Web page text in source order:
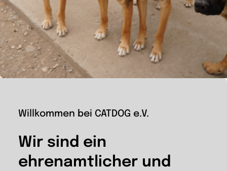
Wir
Warenkorb
Willkommen bei CATDOG e.V.
Wir sind ein
ehrenamtlicher und